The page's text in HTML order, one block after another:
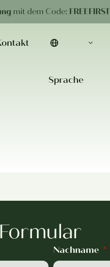
mit dem Code: FREEFIRST
Sprache
Nachname